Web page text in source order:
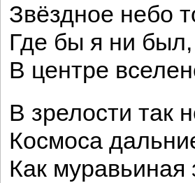
Звёздное небо
Где бы я ни
В центре
В зрелости так
Космоса
Как муравьиная